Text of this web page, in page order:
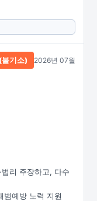
불기소) 2026년 07월
리 주장하고, 다수
범예방 노력 지원